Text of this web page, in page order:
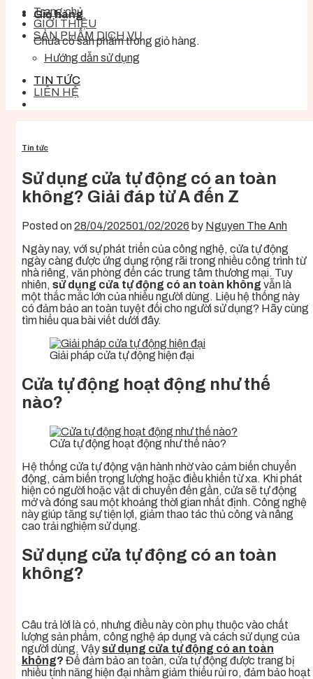
Giỏ hàng
Chưa có sản phẩm trong giỏ hàng.
Trang chủ
GIỚI THIỆU
SẢN PHẨM DỊCH VỤ
Hướng dẫn sử dụng
TIN TỨC
LIÊN HỆ
Tin tức
Sử dụng cửa tự động có an toàn
không? Giải đáp từ A đến Z
Posted on28/04/202501/02/2026 by Nguyen The Anh
Ngày nay, với sự phát triển của công nghệ, cửa tự động
ngày càng được ứng dụng rộng rãi trong nhiều công trình từ
nhà riêng, văn phòng đến các trung tâm thương mại. Tuy
nhiên, sử dụng cửa tự động có an toàn không vẫn là
một thắc mắc lớn của nhiều người dùng. Liệu hệ thống này
có đảm bảo an toàn tuyệt đối cho người sử dụng? Hãy cùng
tìm hiểu qua bài viết dưới đây.
Giải pháp cửa tự động hiện đại
Cửa tự động hoạt động như thế
nào?
Cửa tự động hoạt động như thế nào?
Hệ thống cửa tự động vận hành nhờ vào cảm biến chuyển
động, cảm biến trọng lượng hoặc điều khiển từ xa. Khi phát
hiện có người hoặc vật di chuyển đến gần, cửa sẽ tự động
mở và đóng sau một khoảng thời gian nhất định. Công nghệ
này giúp tăng sự tiện lợi, giảm thao tác thủ công và nâng
cao trải nghiệm sử dụng.
Sử dụng cửa tự động có an toàn
không?
Câu trả lời là có, nhưng điều này còn phụ thuộc vào chất
lượng sản phẩm, công nghệ áp dụng và cách sử dụng của
người dùng. Vậysử dụng cửa tự động có an toàn
không? Để đảm bảo an toàn, cửa tự động được trang bị
nhiều tính năng hiện đại nhằm giảm thiểu rủi ro, đảm bảo hoạt